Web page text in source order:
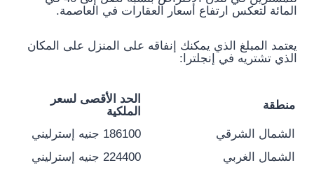
المائة لتعكس ارتفاع أسعار العقارات في العاصمة.
يعتمد المبلغ الذي يمكنك إنفاقه على المنزل على المكان
الذي تشتريه في إنجلترا:
منطقة
الحد الأقصى لسعر
الملكية
الشمال الشرقي
186100 جنيه إسترليني
الشمال الغربي
224400 جنيه إسترليني